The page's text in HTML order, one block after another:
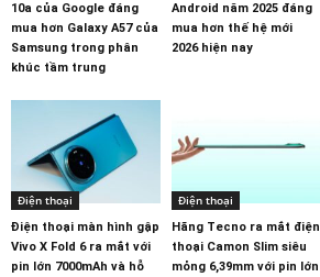
10a của Google đáng
mua hơn Galaxy A57 của
Samsung trong phân
khúc tầm trung
Android năm 2025 đáng
mua hơn thế hệ mới
2026 hiện nay
Điện thoại
Điện thoại màn hình gập
Vivo X Fold 6 ra mắt với
pin lớn 7000mAh và hỗ
Điện thoại
Hãng Tecno ra mắt điện
thoại Camon Slim siêu
mỏng 6,39mm với pin lớn